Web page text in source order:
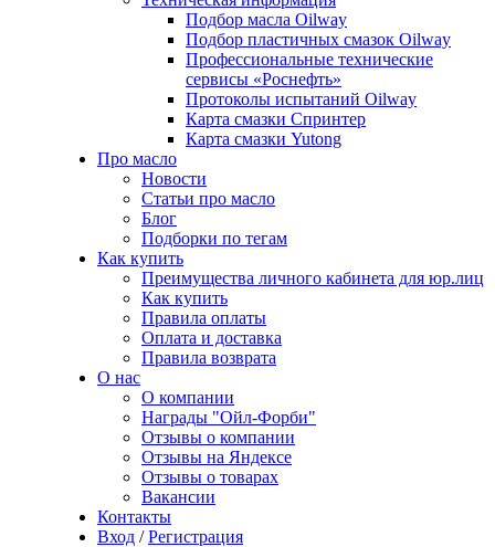
Подбор масла Oilway
Подбор пластичных смазок Oilway
Профессиональные технические
сервисы «Роснефть»
Протоколы испытаний Oilway
Карта смазки Спринтер
Карта смазки Yutong
Про масло
Новости
Статьи про масло
Блог
Подборки по тегам
Как купить
Преимущества личного кабинета для юр.лиц
Как купить
Правила оплаты
Оплата и доставка
Правила возврата
О нас
О компании
Награды "Ойл-Форби"
Отзывы о компании
Отзывы на Яндексе
Отзывы о товарах
Вакансии
Контакты
Вход / Регистрация